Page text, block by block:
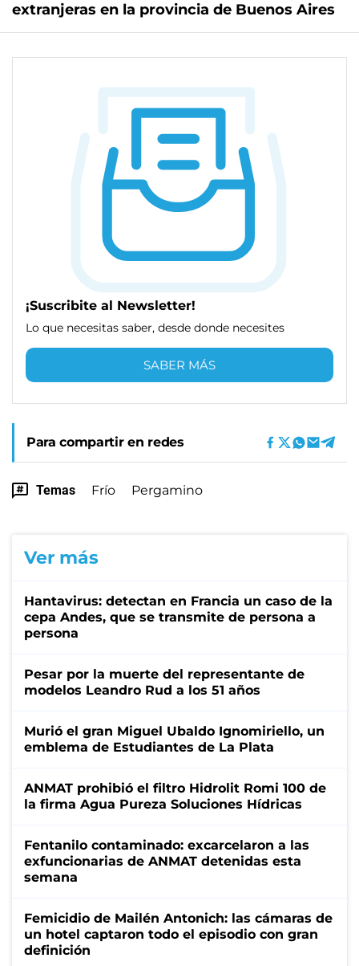
extranjeras en la provincia de Buenos Aires
¡Suscribite al Newsletter!
Lo que necesitas saber, desde donde necesites
SABER MÁS
Para compartir en redes
Temas Frío Pergamino
Ver más
Hantavirus: detectan en Francia un caso de la
cepa Andes, que se transmite de persona a
persona
Pesar por la muerte del representante de
modelos Leandro Rud a los 51 años
Murió el gran Miguel Ubaldo Ignomiriello, un
emblema de Estudiantes de La Plata
ANMAT prohibió el filtro Hidrolit Romi 100 de
la firma Agua Pureza Soluciones Hídricas
Fentanilo contaminado: excarcelaron a las
exfuncionarias de ANMAT detenidas esta
semana
Femicidio de Mailén Antonich: las cámaras de
un hotel captaron todo el episodio con gran
definición